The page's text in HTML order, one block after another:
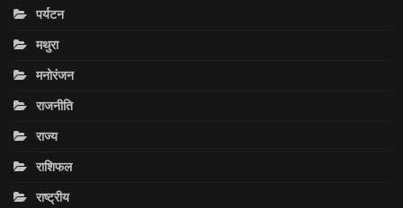
पर्यटन
मथुरा
मनोरंजन
राजनीति
राज्य
राशिफल
राष्ट्रीय